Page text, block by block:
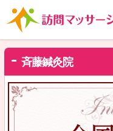
斉藤鍼灸院